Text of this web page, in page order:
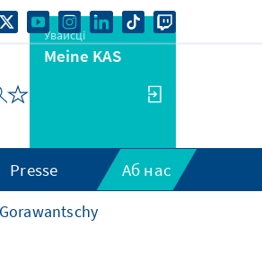
Увайсці
Meine KAS
Presse Аб нас